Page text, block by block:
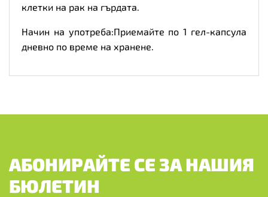
клетки на рак на гърдата.
Начин на употреба:Приемайте по 1 гел-капсула
дневно по време на хранене.
АБОНИРАЙТЕ СЕ ЗА НАШИЯ
БЮЛЕТИН